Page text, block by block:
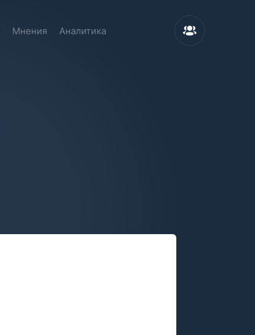
Мнения Аналитика